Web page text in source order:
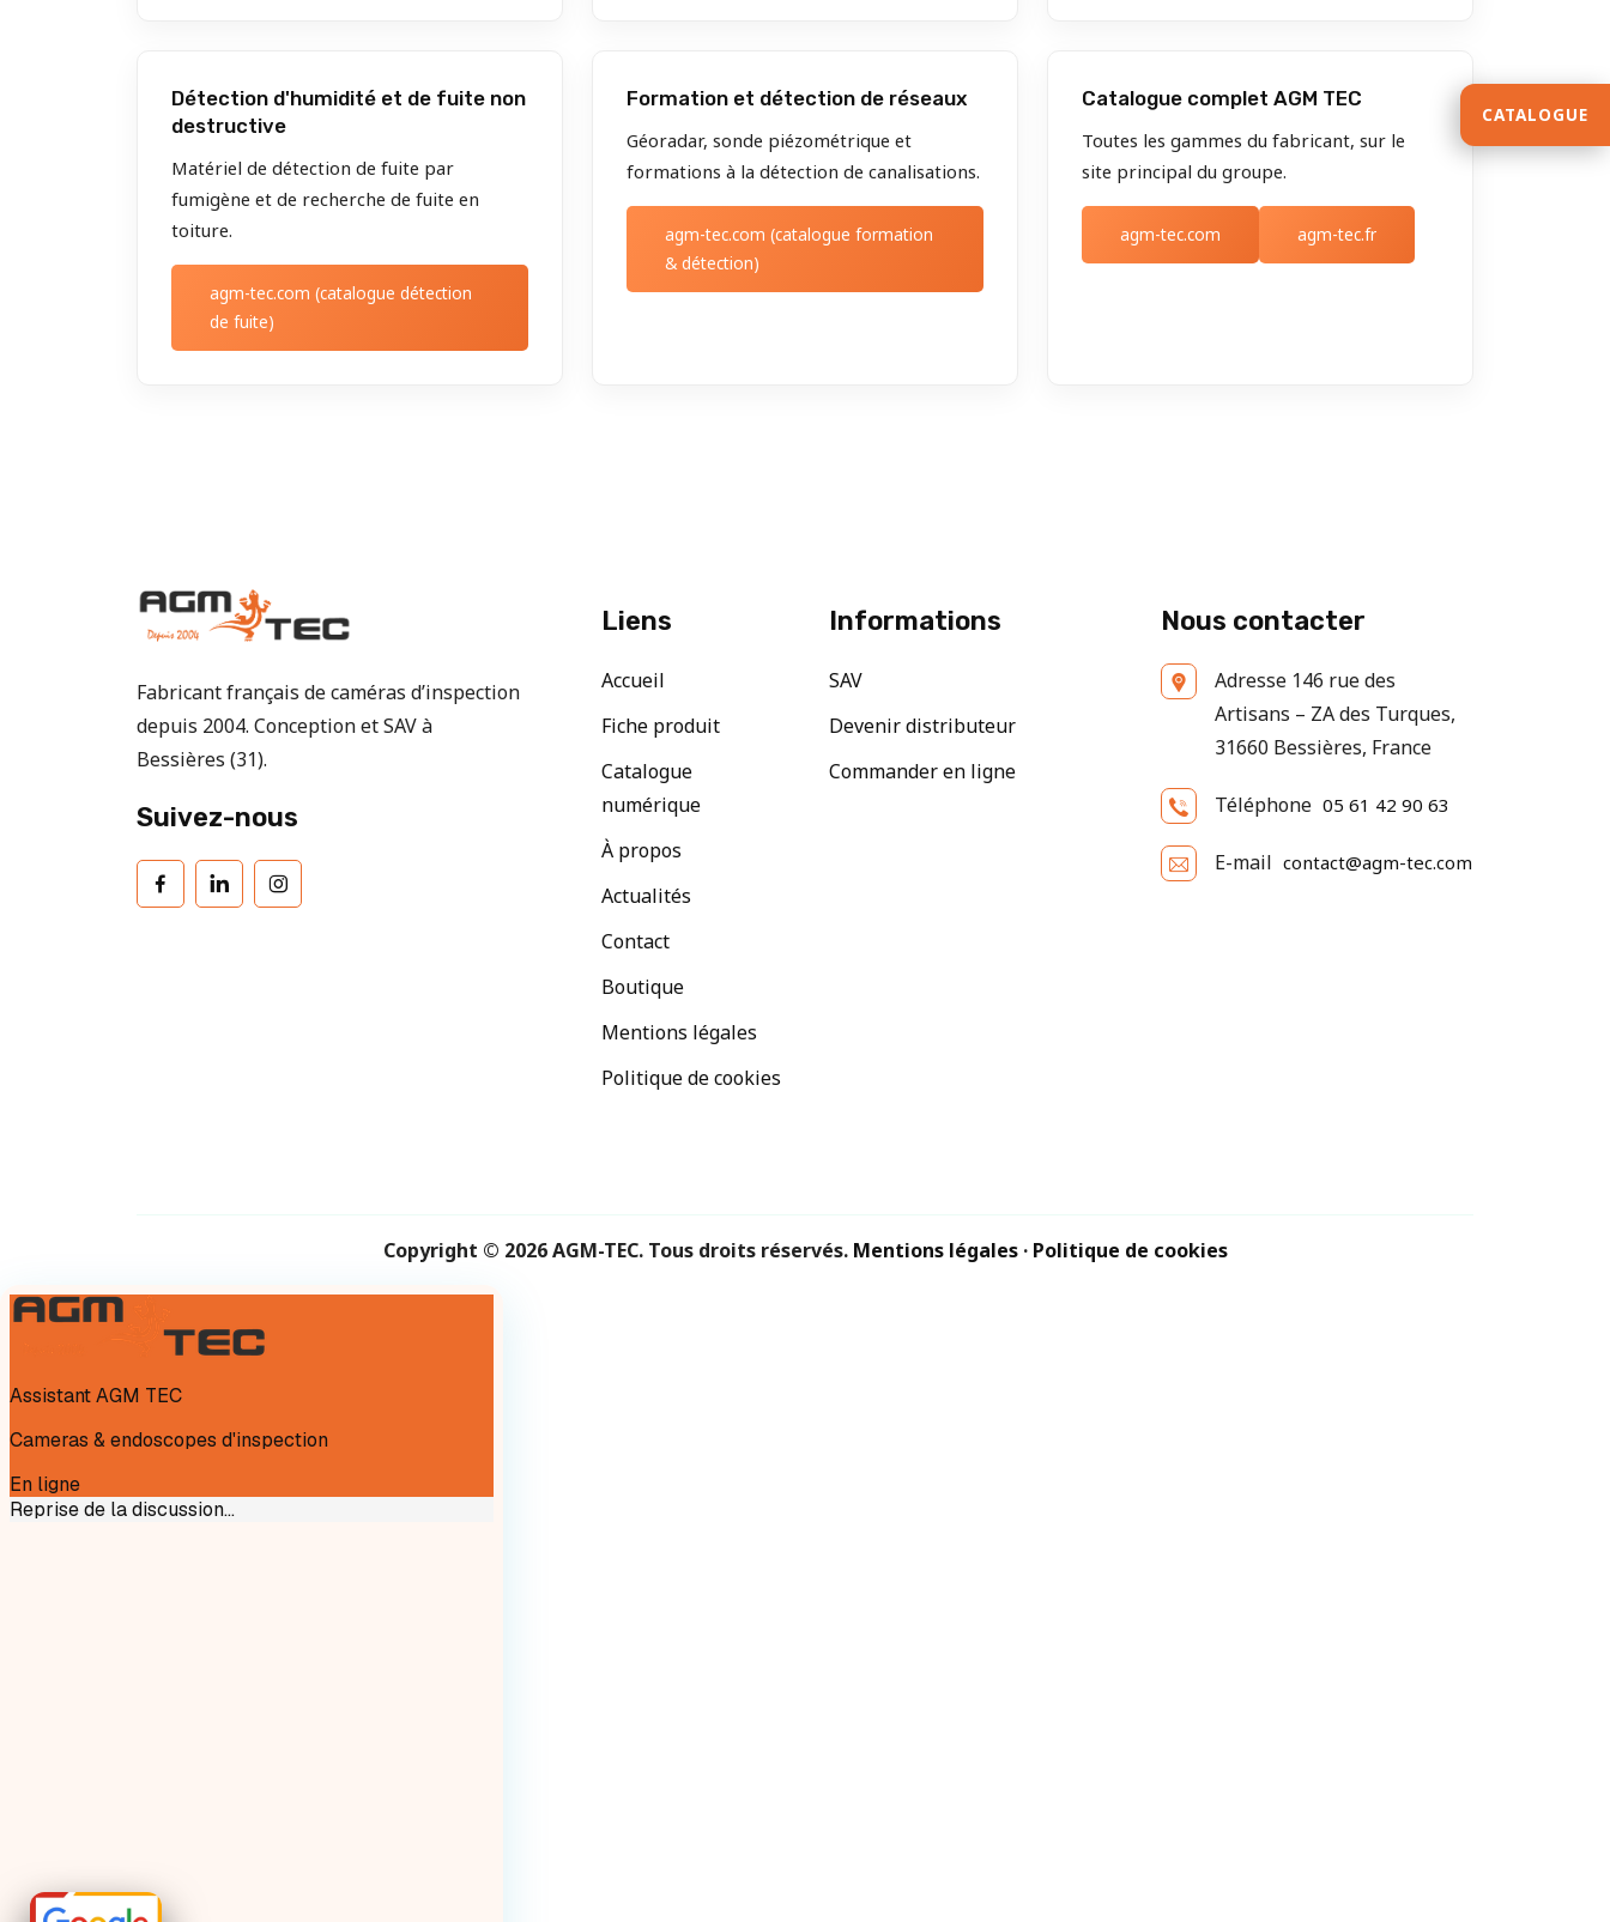
Détection d'humidité et de fuite non
destructive
Matériel de détection de fuite par
fumigène et de recherche de fuite en
toiture.
agm-tec.com (catalogue détection
de fuite)
Formation et détection de réseaux
Géoradar, sonde piézométrique et
formations à la détection de canalisations.
agm-tec.com (catalogue formation
& détection)
Catalogue complet AGM TEC
Toutes les gammes du fabricant, sur le
site principal du groupe.
agm-tec.com agm-tec.fr
CATALOGUE
Fabricant français de caméras d’inspection
depuis 2004. Conception et SAV à
Bessières (31).
Suivez-nous
Liens
Accueil
Fiche produit
Catalogue
numérique
À propos
Actualités
Contact
Boutique
Mentions légales
Politique de cookies
Informations
SAV
Devenir distributeur
Commander en ligne
Nous contacter
Adresse 146 rue des
Artisans – ZA des Turques,
31660 Bessières, France
Téléphone 05 61 42 90 63
E-mail contact@agm-tec.com
Copyright © 2026 AGM-TEC. Tous droits réservés. Mentions légales· Politique de cookies